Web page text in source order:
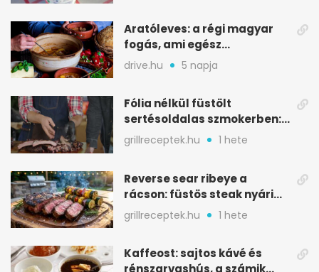
Aratóleves: a régi magyar
fogás, ami egész
csapatokat jóllakatott
drive.hu 5 napja
Fólia nélkül füstölt
sertésoldalas szmokerben:
ropogós bark, 6 óra
grillreceptek.hu 1 hete
Reverse sear ribeye a
rácson: füstös steak nyári
tökkebabbal
grillreceptek.hu 1 hete
Kaffeost: sajtos kávé és
rénszarvashús, a számik